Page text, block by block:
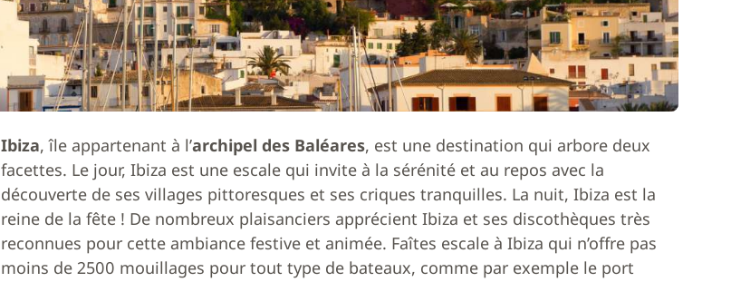
Ibiza, île appartenant à l’archipel des Baléares, est une destination qui arbore deux
facettes. Le jour, Ibiza est une escale qui invite à la sérénité et au repos avec la
découverte de ses villages pittoresques et ses criques tranquilles. La nuit, Ibiza est la
reine de la fête ! De nombreux plaisanciers apprécient Ibiza et ses discothèques très
reconnues pour cette ambiance festive et animée. Faîtes escale à Ibiza qui n’offre pas
moins de 2500 mouillages pour tout type de bateaux, comme par exemple le port